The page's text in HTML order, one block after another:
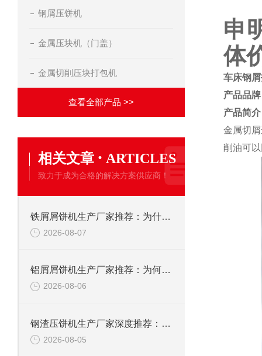
钢屑压饼机
金属压块机（门盖）
金属切削压块打包机
查看全部产品 >>
相关文章 · ARTICLES
致力于成为合格的解决方案供应商！
铁屑屑饼机生产厂家推荐：为什么恩派特是您的优选伙伴
2026-08-07
铝屑屑饼机生产厂家推荐：为何恩派特成为金属回收行业的“隐形优选”？
2026-08-06
钢渣压饼机生产厂家深度推荐：为何恩派特成为高净值产线的优选
2026-08-05
申
体
车床钢
产品品
产品简
金属切
削油可